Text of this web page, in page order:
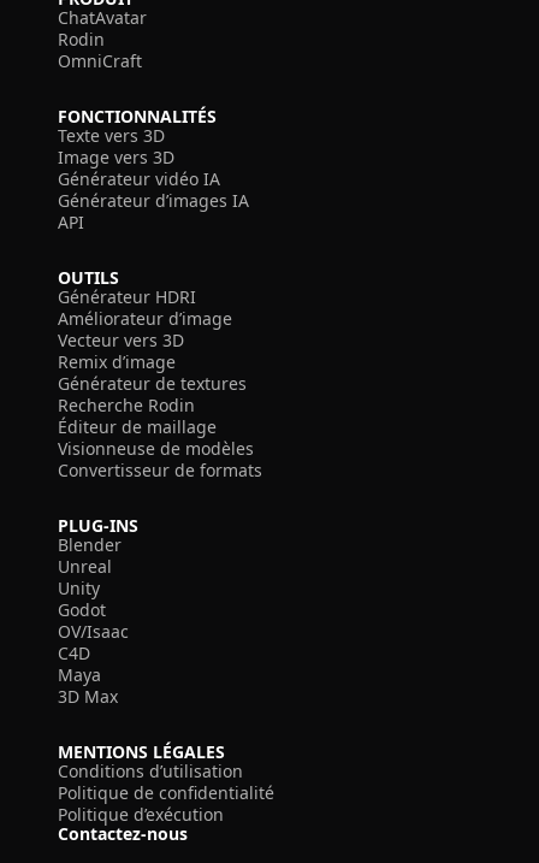
ChatAvatar
Rodin
OmniCraft
FONCTIONNALITÉS
Texte vers 3D
Image vers 3D
Générateur vidéo IA
Générateur d’images IA
API
OUTILS
Générateur HDRI
Améliorateur d’image
Vecteur vers 3D
Remix d’image
Générateur de textures
Recherche Rodin
Éditeur de maillage
Visionneuse de modèles
Convertisseur de formats
PLUG-INS
Blender
Unreal
Unity
Godot
OV/Isaac
C4D
Maya
3D Max
MENTIONS LÉGALES
Conditions d’utilisation
Politique de confidentialité
Politique d’exécution
Contactez-nous